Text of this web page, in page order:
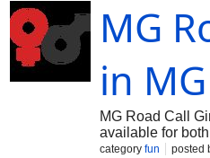
MG
in
MG Road Call
available for
category fun posted